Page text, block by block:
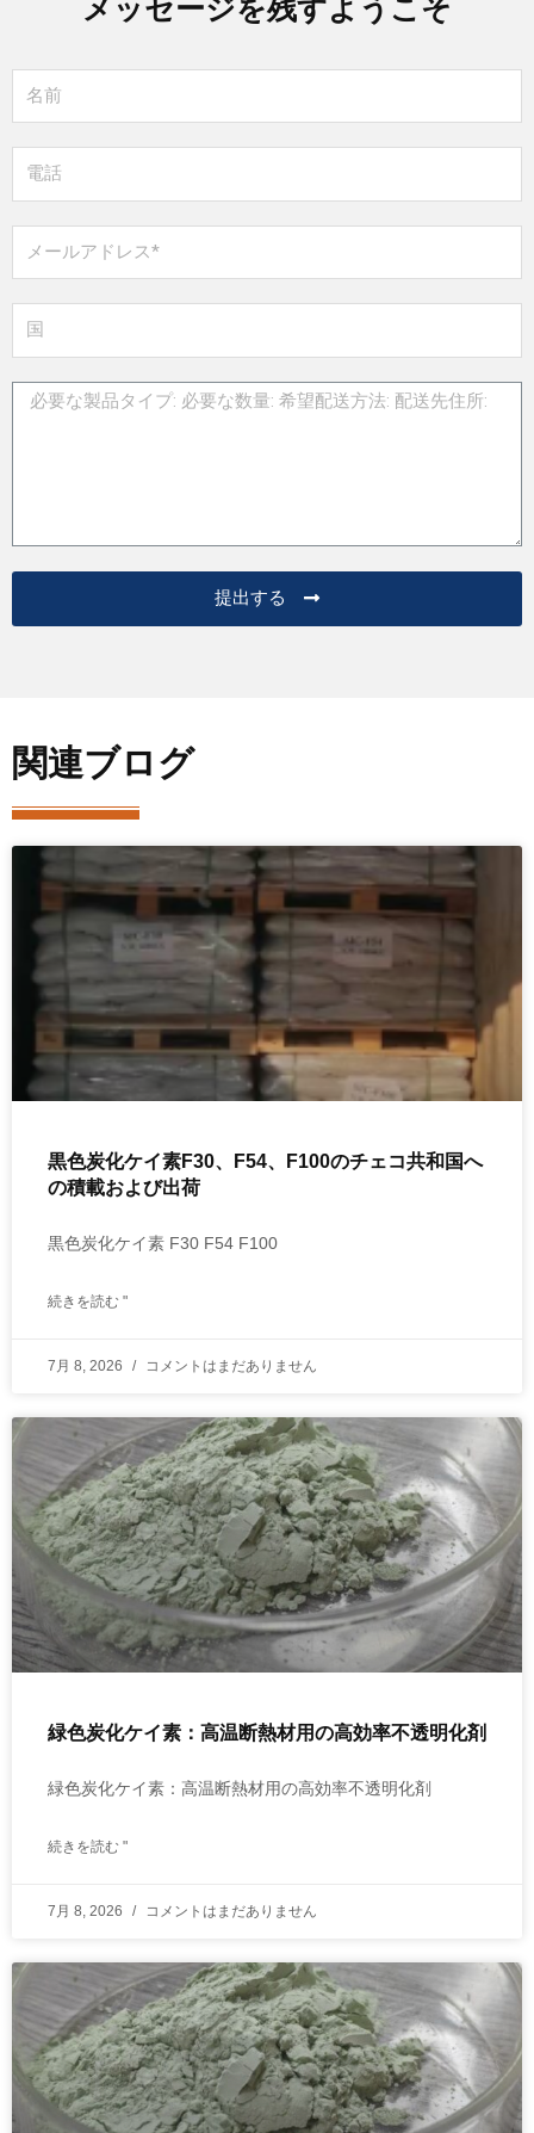
メッセージを残すようこそ
提出する
関連ブログ
黒色炭化ケイ素F30、F54、F100のチェコ共和国へ
の積載および出荷
黒色炭化ケイ素 F30 F54 F100
続きを読む "
7月 8, 2026 コメントはまだありません
緑色炭化ケイ素：高温断熱材用の高効率不透明化剤
緑色炭化ケイ素：高温断熱材用の高効率不透明化剤
続きを読む "
7月 8, 2026 コメントはまだありません